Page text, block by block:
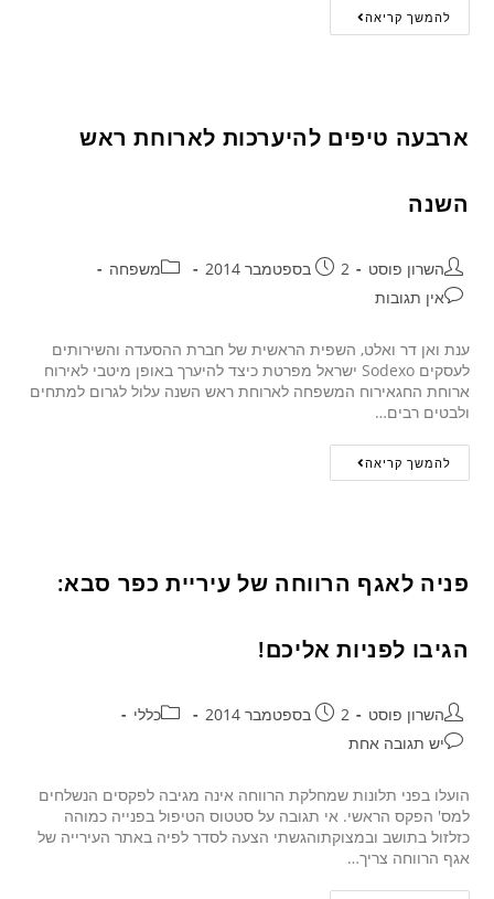
להמשך קריאה
ארבעה טיפים להיערכות לארוחת ראש
השנה
השרון פוסט 2 בספטמבר 2014
משפחה
אין תגובות
ענת ואן דר ואלט, השפית הראשית של חברת ההסעדה והשירותים
לעסקים Sodexo ישראל מפרטת כיצד להיערך באופן מיטבי לאירוח
ארוחת החגאירוח המשפחה לארוחת ראש השנה עלול לגרום למתחים
ולבטים רבים…
להמשך קריאה
פניה לאגף הרווחה של עיריית כפר סבא:
הגיבו לפניות אליכם!
השרון פוסט 2 בספטמבר 2014
כללי
יש תגובה אחת
הועלו בפני תלונות שמחלקת הרווחה אינה מגיבה לפקסים הנשלחים
למס' הפקס הראשי. אי תגובה על סטטוס הטיפול בפנייה כמוהה
כזלזול בתושב ובמצוקתוהגשתי הצעה לסדר לפיה באתר העירייה של
אגף הרווחה צריך…